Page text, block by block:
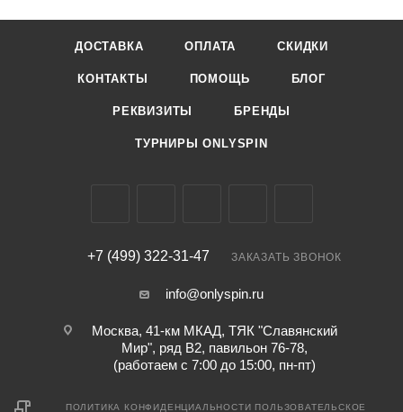
ДОСТАВКА ОПЛАТА СКИДКИ
КОНТАКТЫ ПОМОЩЬ БЛОГ
РЕКВИЗИТЫ БРЕНДЫ
ТУРНИРЫ ONLYSPIN
+7 (499) 322-31-47 ЗАКАЗАТЬ ЗВОНОК
info@onlyspin.ru
Москва, 41-км МКАД, ТЯК "Славянский
Мир", ряд В2, павильон 76-78,
(работаем с 7:00 до 15:00, пн-пт)
ПОЛИТИКА КОНФИДЕНЦИАЛЬНОСТИ ПОЛЬЗОВАТЕЛЬСКОЕ